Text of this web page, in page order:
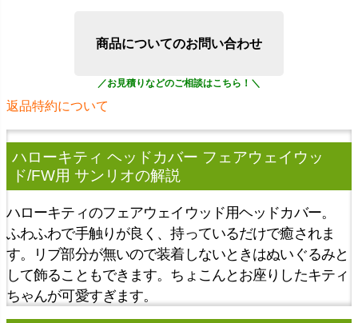
商品についてのお問い合わせ
返品特約について
ハローキティ ヘッドカバー フェアウェイウッ
ド/FW用 サンリオの解説
ハローキティのフェアウェイウッド用ヘッドカバー。
ふわふわで手触りが良く、持っているだけで癒されま
す。リブ部分が無いので装着しないときはぬいぐるみと
して飾ることもできます。ちょこんとお座りしたキティ
ちゃんが可愛すぎます。